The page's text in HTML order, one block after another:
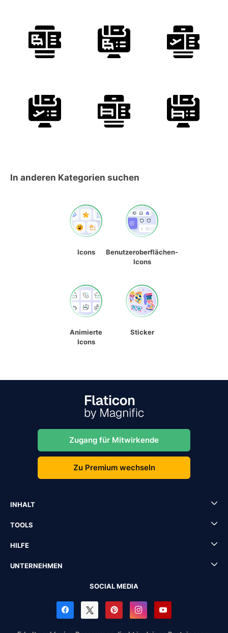
In anderen Kategorien suchen
Icons
Benutzeroberflächen-
Icons
Animierte
Icons
Sticker
Zugang für Mitwirkende
Zu Premium wechseln
INHALT
TOOLS
HILFE
UNTERNEHMEN
SOCIAL MEDIA